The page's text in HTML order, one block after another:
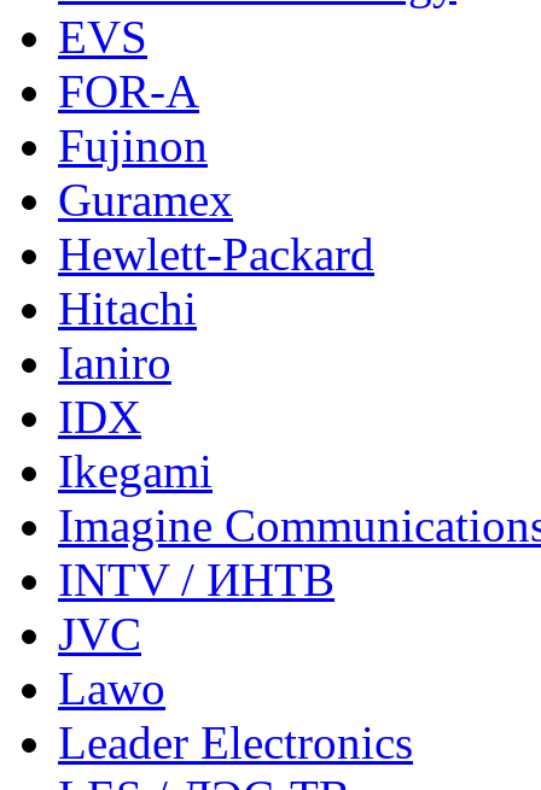
EVS
FOR-A
Fujinon
Guramex
Hewlett-Packard
Hitachi
Ianiro
IDX
Ikegami
Imagine
INTV / ИНТВ
JVC
Lawo
Leader Electronics